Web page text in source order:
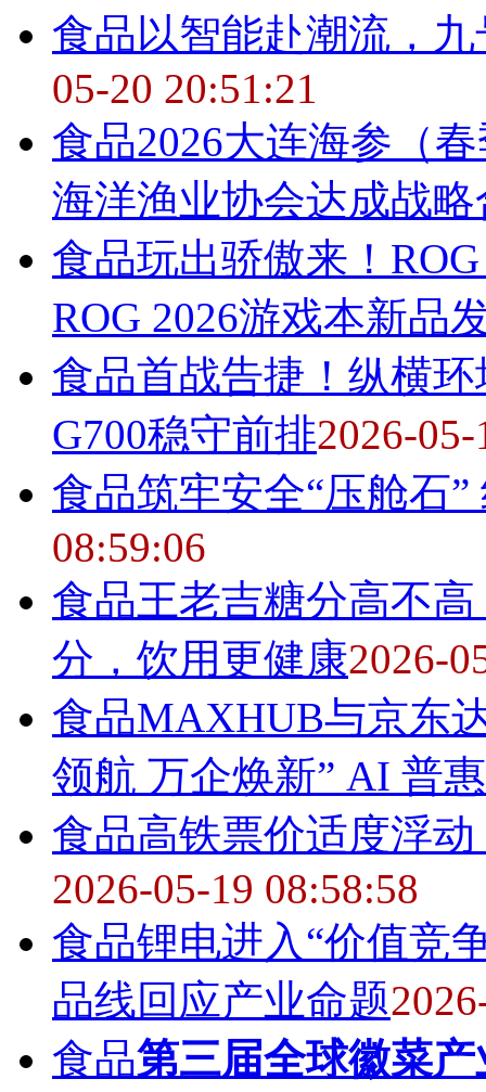
食品以智能赴潮流，
05-20 20:51:21
食品2026大连海参（
海洋渔业协会达成战略
食品玩出骄傲来！
ROG 2026游戏本新品
食品首战告捷！纵横环
G700稳守前排2026-
食品筑牢安全“压舱石
08:59:06
食品王老吉糖分高不
分，饮用更健康2026-
食品MAXHUB与京东
领航 万企焕新” AI 普
食品高铁票价适度浮
2026-05-19 08:58:58
食品锂电进入“价值竞
品线回应产业命题
食品第三届全球徽菜